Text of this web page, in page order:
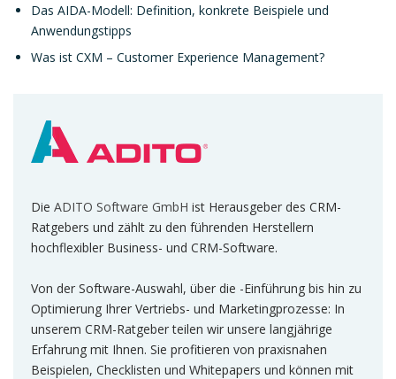
Das AIDA-Modell: Definition, konkrete Beispiele und
Anwendungstipps
Was ist CXM – Customer Experience Management?
Die ADITO Software GmbH ist Herausgeber des CRM-
Ratgebers und zählt zu den führenden Herstellern
hochflexibler Business- und CRM-Software.
Von der Software-Auswahl, über die -Einführung bis hin zu
Optimierung Ihrer Vertriebs- und Marketingprozesse: In
unserem CRM-Ratgeber teilen wir unsere langjährige
Erfahrung mit Ihnen. Sie profitieren von praxisnahen
Beispielen, Checklisten und Whitepapers und können mit